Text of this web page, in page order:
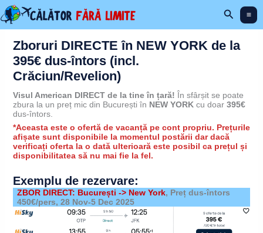
Skip
to
content
Search
Zboruri DIRECTE în NEW YORK de la
395€ dus-întors (incl.
Crăciun/Revelion)
Visul American DIRECT de la tine în țară! În sfârșit se poate
zbura la un preț mic din București în NEW YORKcu doar 395€
dus-întors.
*Aceasta este o ofertă de vacanță pe cont propriu. Prețurile
afișate sunt disponibile la momentul postării dar dacă
verificați oferta la o dată ulterioară este posibil ca prețul și
disponibilitatea să nu mai fie la fel.
Exemplu de rezervare:
ZBOR DIRECT: București -> New York, Preț dus-întors
450€/pers, 28 Nov-5 Dec 2025